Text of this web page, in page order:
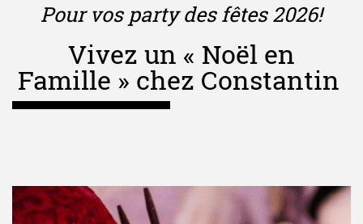
Pour vos party des fêtes 2026!
Vivez un « Noël en
Famille » chez Constantin